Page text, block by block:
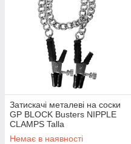
Затискачі металеві на соски
GP BLOCK Busters NIPPLE
CLAMPS Talla
Немає в наявності